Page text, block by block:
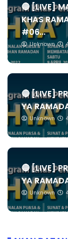
🔴 [LIVE]
KHAS
#06...
Unknown
🔴 [LIVE]
YA
Unknown
🔴 [LIVE]
YA
Unknown